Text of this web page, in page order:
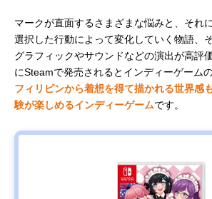
マークが直面するさまざまな悩みと、それ
選択した行動によって変化していく物語、
グラフィックやサウンドなどの演出が高評
にSteamで発売されるとインディーゲーム
フィリピンから着想を得て描かれる世界感
験が楽しめるインディーゲームです。